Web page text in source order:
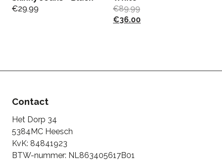
€29.99
€89.99
€36.00
Contact
Het Dorp 34
5384MC Heesch
KvK: 84841923
BTW-nummer: NL863405617B01